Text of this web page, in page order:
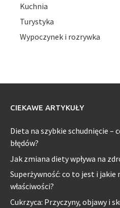
Kuchnia
Turystyka
Wypoczynek i rozrywka
CIEKAWE ARTYKUŁY
Dieta na szybkie schudnięcie –
błędów?
Jak zmiana diety wpływa na
Superżywność: co to jest i
właściwości?
Cukrzyca: Przyczyny, objawy i